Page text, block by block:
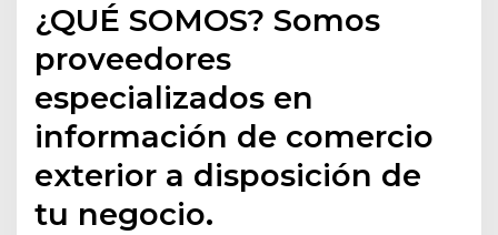
¿QUÉ SOMOS? Somos
proveedores
especializados en
información de comercio
exterior a disposición de
tu negocio.